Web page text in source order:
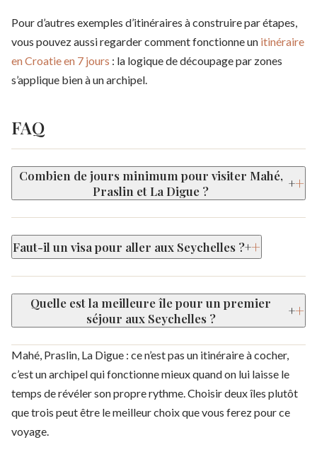
Pour d’autres exemples d’itinéraires à construire par étapes,
vous pouvez aussi regarder comment fonctionne un itinéraire
en Croatie en 7 jours : la logique de découpage par zones
s’applique bien à un archipel.
FAQ
Combien de jours minimum pour visiter Mahé,
Praslin et La Digue ?
+
Faut-il un visa pour aller aux Seychelles ?+
Quelle est la meilleure île pour un premier
séjour aux Seychelles ?
+
Mahé, Praslin, La Digue : ce n’est pas un itinéraire à cocher,
c’est un archipel qui fonctionne mieux quand on lui laisse le
temps de révéler son propre rythme. Choisir deux îles plutôt
que trois peut être le meilleur choix que vous ferez pour ce
voyage.